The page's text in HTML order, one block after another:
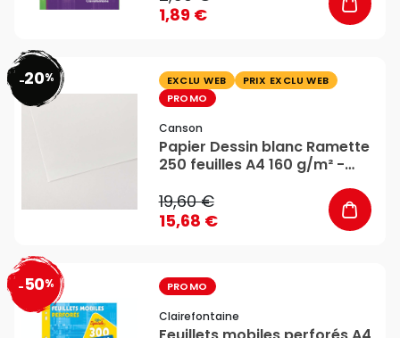
1,89 €
-20% EXCLU WEB
PRIX EXCLU WEB
PROMO
Canson
Papier Dessin blanc Ramette
250 feuilles A4 160 g/m² -
19,60 €
15,68 €
-50% PROMO
Clairefontaine